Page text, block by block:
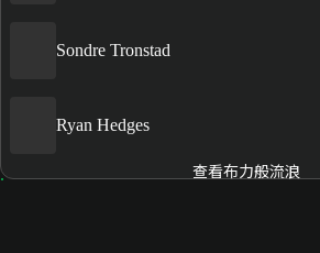
Sondre Tronstad
Ryan Hedges
查看布力般流浪